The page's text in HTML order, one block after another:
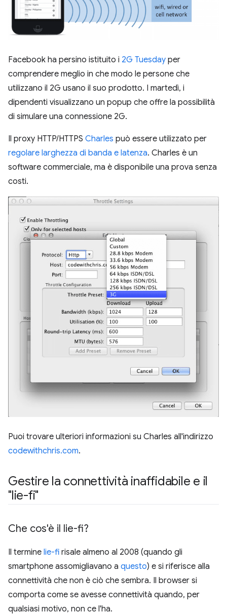
Facebook ha persino istituito i 2G Tuesday per
comprendere meglio in che modo le persone che
utilizzano il 2G usano il suo prodotto. I martedì, i
dipendenti visualizzano un popup che offre la possibilità
di simulare una connessione 2G.
Il proxy HTTP/HTTPS Charles può essere utilizzato per
regolare larghezza di banda e latenza. Charles è un
software commerciale, ma è disponibile una prova senza
costi.
Puoi trovare ulteriori informazioni su Charles all'indirizzo
codewithchris.com.
Gestire la connettività inaffidabile e il
"lie-fi"
Che cos'è il lie-fi?
Il termine lie-fi risale almeno al 2008 (quando gli
smartphone assomigliavano a questo) e si riferisce alla
connettività che non è ciò che sembra. Il browser si
comporta come se avesse connettività quando, per
qualsiasi motivo, non ce l'ha.